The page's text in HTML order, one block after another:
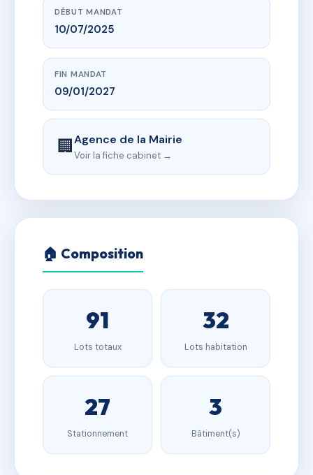
DÉBUT MANDAT
10/07/2025
FIN MANDAT
09/01/2027
🏢Agence de la Mairie
Voir la fiche cabinet →
🏠 Composition
91
Lots totaux
32
Lots habitation
27
Stationnement
3
Bâtiment(s)